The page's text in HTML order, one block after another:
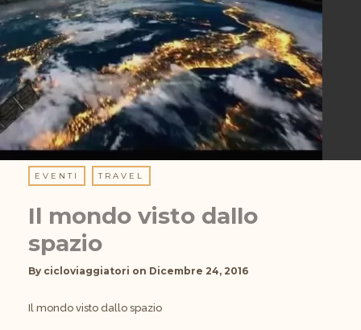
EVENTI TRAVEL
Il mondo visto dallo
spazio
By cicloviaggiatori on Dicembre 24, 2016
Il mondo visto dallo spazio